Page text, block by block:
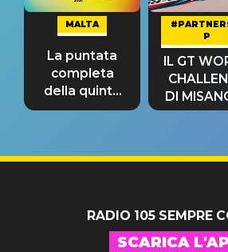
MALTA
La puntata
completa
della quinta
tappa
P
IL GT
DI
RADIO 105 SEMPRE
SCARICA